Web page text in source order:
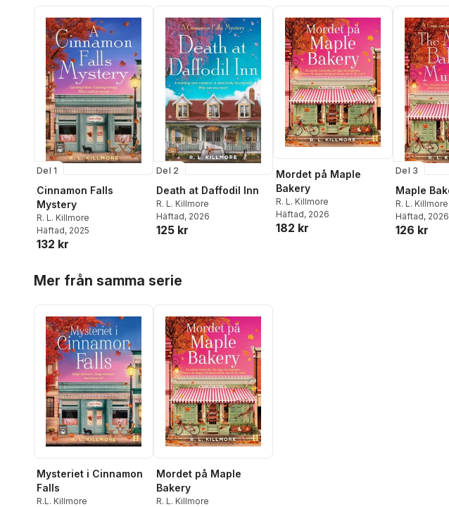
Del 1
Cinnamon Falls
Mystery
R. L. Killmore
Häftad, 2025
132 kr
Del 2
Death at Daffodil Inn
R. L. Killmore
Häftad, 2026
125 kr
Mordet på Maple
Bakery
R. L. Killmore
Häftad, 2026
182 kr
Del 3
Maple
R. L. Killmore
Häftad, 2026
126 kr
Mer från samma serie
Mysteriet i Cinnamon
Falls
R.L. Killmore
Mordet på Maple
Bakery
R. L. Killmore